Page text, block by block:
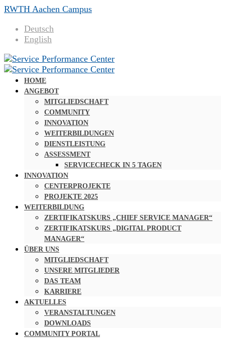
RWTH Aachen Campus
Deutsch
English
HOME
ANGEBOT
MITGLIEDSCHAFT
COMMUNITY
INNOVATION
WEITERBILDUNGEN
DIENSTLEISTUNG
ASSESSMENT
SERVICECHECK IN 5 TAGEN
INNOVATION
CENTERPROJEKTE
PROJEKTE 2025
WEITERBILDUNG
ZERTIFIKATSKURS „CHIEF SERVICE MANAGER“
ZERTIFIKATSKURS „DIGITAL PRODUCT
MANAGER“
ÜBER UNS
MITGLIEDSCHAFT
UNSERE MITGLIEDER
DAS TEAM
KARRIERE
AKTUELLES
VERANSTALTUNGEN
DOWNLOADS
COMMUNITY PORTAL